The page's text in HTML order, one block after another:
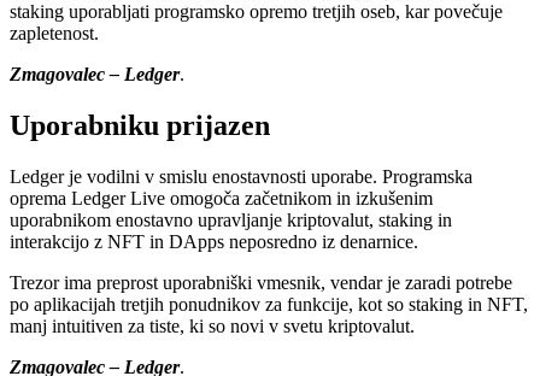
staking uporabljati programsko opremo tretjih oseb, kar povečuje
zapletenost.
Zmagovalec – Ledger.
Uporabniku prijazen
Ledger je vodilni v smislu enostavnosti uporabe. Programska
oprema Ledger Live omogoča začetnikom in izkušenim
uporabnikom enostavno upravljanje kriptovalut, staking in
interakcijo z NFT in DApps neposredno iz denarnice.
Trezor ima preprost uporabniški vmesnik, vendar je zaradi potrebe
po aplikacijah tretjih ponudnikov za funkcije, kot so staking in NFT,
manj intuitiven za tiste, ki so novi v svetu kriptovalut.
Zmagovalec – Ledger.